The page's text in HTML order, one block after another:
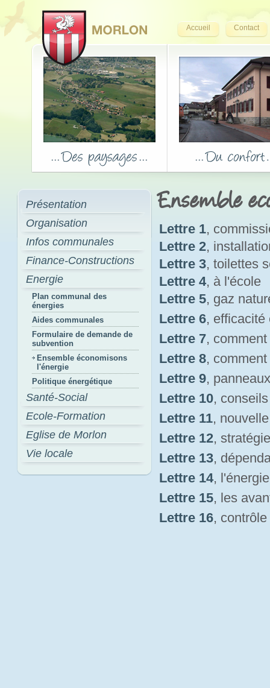
Accueil Contact
Présentation
Organisation
Infos communales
Finance-Constructions
Energie
Plan communal des
énergies
Aides communales
Formulaire de demande de
subvention
Ensemble économisons
l'énergie
Politique énergétique
Santé-Social
Ecole-Formation
Eglise de Morlon
Vie locale
Ensemble
Lettre 1,
Lettre 2,
Lettre 3, toilettes
Lettre 4, à l'école
Lettre 5, gaz
Lettre 6, efficacité
Lettre 7,
Lettre 8,
Lettre 9,
Lettre 10,
Lettre 11,
Lettre 12,
Lettre 13,
Lettre 14,
Lettre 15, les
Lettre 16,